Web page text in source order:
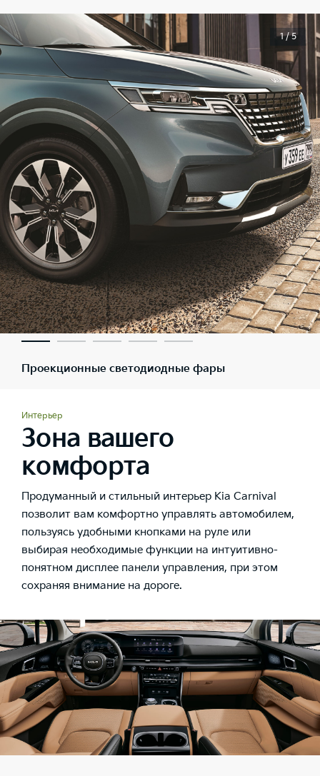
Проекционные светодиодные фары
1 / 5
Интерьер
Зона вашего
комфорта
Продуманный и стильный интерьер Kia Carnival
позволит вам комфортно управлять автомобилем,
пользуясь удобными кнопками на руле или
выбирая необходимые функции на интуитивно-
понятном дисплее панели управления, при этом
сохраняя внимание на дороге.